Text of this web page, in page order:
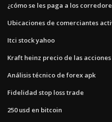
¿cómo se les paga a los
Ubicaciones de comerciantes
Itci stock yahoo
Kraft heinz precio de las
Análisis técnico de forex apk
Fidelidad stop loss trade
250 usd en bitcoin